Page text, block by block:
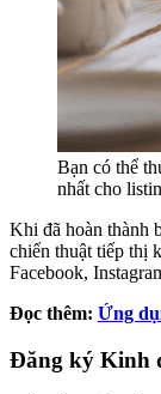
Bạn có thể
nhất cho
Khi đã hoàn thành
chiến thuật tiếp thị
Facebook,
Đọc thêm: Ứng
Đăng ký Kinh